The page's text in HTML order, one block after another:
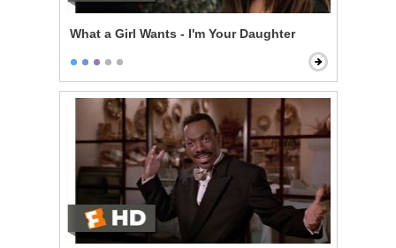
What a Girl Wants - I'm Your Daughter